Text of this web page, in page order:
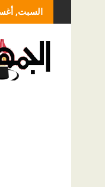
to
السبت, أغسطس
سعر عملية الانزلاق